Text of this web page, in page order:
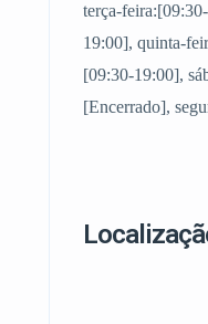
terça-
19:00], quinta-
[09:30-19:00],
[Encerrado],